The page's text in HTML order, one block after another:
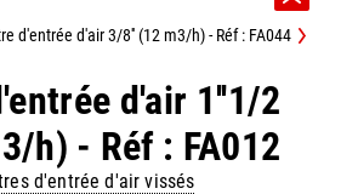
d'air 1''1/2
h) - Réf : FA012
d'entrée d'air vissés
d'entrée d'air 3/8'' (12 m3/h) - Réf : FA044